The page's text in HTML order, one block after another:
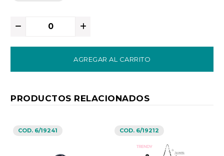
AGREGAR AL CARRITO
PRODUCTOS RELACIONADOS
COD. 6/19241 COD. 6/19212